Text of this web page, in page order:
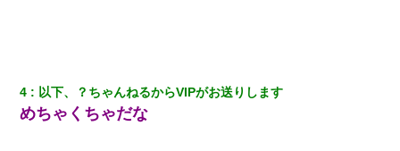
4 以下、？ちゃんねるからVIPがお送りします
めちゃくちゃだな